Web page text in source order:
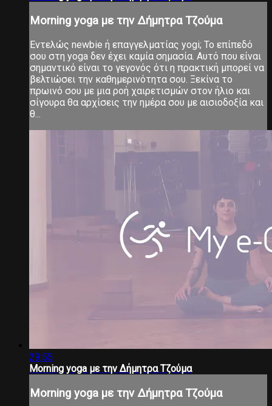
Morning yoga με την Δήμητρα Τζούμα
Εντελώς newbie ή επαγγελματίας yogi; Το επίπεδό
σου στη yoga δεν έχει καμία σημασία. Αυτό που είναι
σημαντικό είναι το γεγονός ότι η πρακτική μπορεί να
βελτιώσει την καθημερινότητα σου. Ξεκίνα το
πρωινό σου με μια ροή χαιρετισμών στον ήλιο και
σίγουρα θα αρχίσεις την ημέρα σου με αισιοδοξία και
θ...
29:55
Morning yoga με την Δήμητρα Τζούμα
Morning yoga με την Δήμητρα Τζούμα